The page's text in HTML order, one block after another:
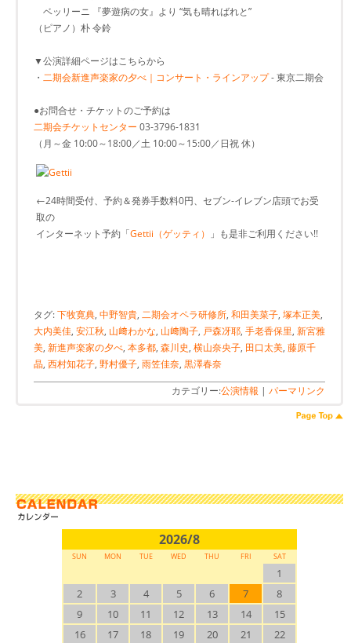
ベッリーニ 『夢遊病の女』より “気も晴ればれと”
（ピアノ）朴 令鈴
▼公演詳細ページはこちらから
・ 二期会新進声楽家の夕べ｜コンサート・ラインアップ- 東京二期会
●お問合せ・チケットのご予約は
二期会チケットセンター 03-3796-1831
（月～金 10:00～18:00／土 10:00～15:00／日祝 休）
←24時間受付、予約＆発券手数料0円、セブン-イレブン店頭でお受
取の
インターネット予約「Gettii（ゲッティ） 」も是非ご利用ください!!
タグ:下牧寛典, 中野智貴, 二期会オペラ研修所, 和田美菜子, 塚本正美,
大内美佳, 安江秋, 山﨑わかな, 山﨑陶子, 戸森冴耶, 手老香保里, 新宮雅
美, 新進声楽家の夕べ, 本多都, 森川史, 横山奈央子, 田口太美, 藤原千
晶, 西村知花子, 野村優子, 雨笠佳奈, 黒澤春奈
カテゴリー:公演情報 | パーマリンク
2026/8
SUN MON TUE WED THU FRI SAT
1
2
3 4 5 6 7
8
9
10 11 12 13 14
15
16
17 18 19 20 21
22